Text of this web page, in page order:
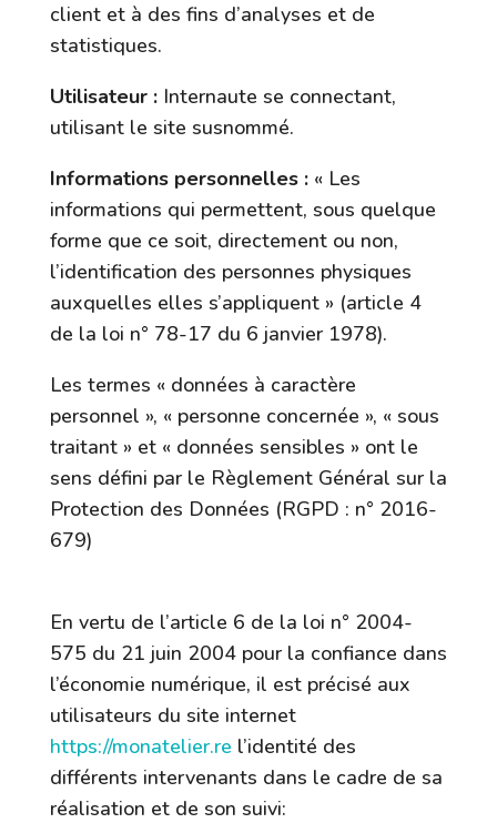
client et à des fins d’analyses et de
statistiques.
Utilisateur : Internaute se connectant,
utilisant le site susnommé.
Informations personnelles : « Les
informations qui permettent, sous quelque
forme que ce soit, directement ou non,
l’identification des personnes physiques
auxquelles elles s’appliquent » (article 4
de la loi n° 78-17 du 6 janvier 1978).
Les termes « données à caractère
personnel », « personne concernée », « sous
traitant » et « données sensibles » ont le
sens défini par le Règlement Général sur la
Protection des Données (RGPD : n° 2016-
679)
En vertu de l’article 6 de la loi n° 2004-
575 du 21 juin 2004 pour la confiance dans
l’économie numérique, il est précisé aux
utilisateurs du site internet
https://monatelier.re l’identité des
différents intervenants dans le cadre de sa
réalisation et de son suivi: